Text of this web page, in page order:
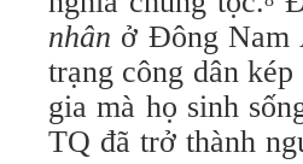
nhân ở Đông Nam
trạng công dân
gia mà họ sinh
TQ đã trở thành